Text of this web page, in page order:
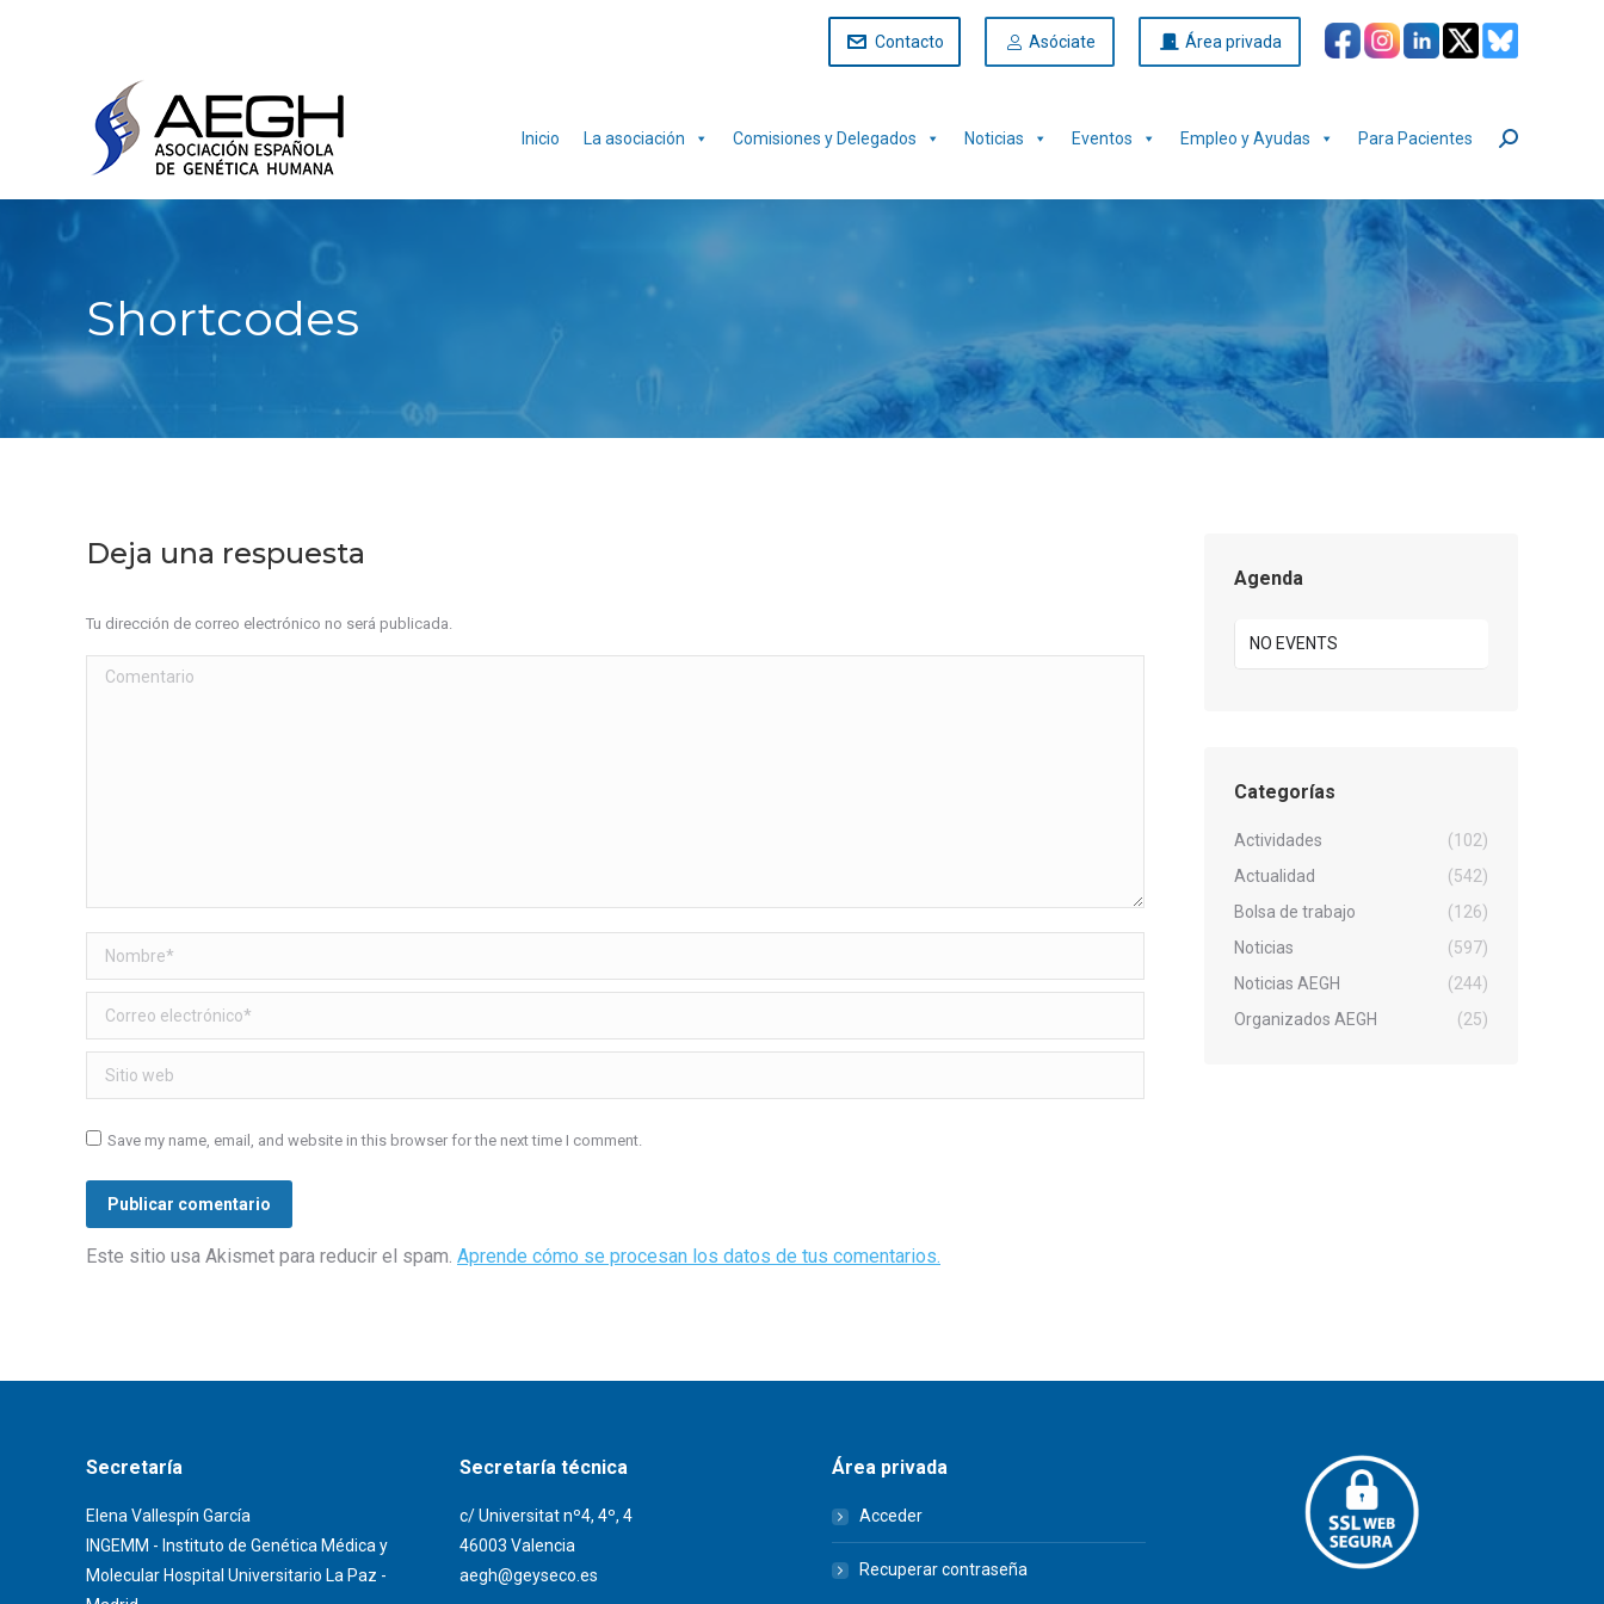
Contacto Asóciate Área privada
Inicio La asociación Comisiones y Delegados Noticias Eventos Empleo y Ayudas Para Pacientes Buscar:
Shortcodes
Deja una respuesta
Tu dirección de correo electrónico no será publicada.
Comentario
Nombre *
Correo electrónico *
Sitio web
Save my name, email, and website in this browser for the next time I comment.
Publicar comentario
Este sitio usa Akismet para reducir el spam. Aprende cómo se procesan los datos de tus comentarios.
Agenda
NO EVENTS
Categorías
Actividades
(102)
Actualidad
(542)
Bolsa de trabajo
(126)
Noticias
(597)
Noticias AEGH
(244)
Organizados AEGH
(25)
Secretaría
Elena Vallespín García
INGEMM - Instituto de Genética Médica y
Molecular Hospital Universitario La Paz -
Secretaría técnica
c/ Universitat nº4, 4º, 4
46003 Valencia
aegh@geyseco.es
Área privada
Acceder
Recuperar contraseña